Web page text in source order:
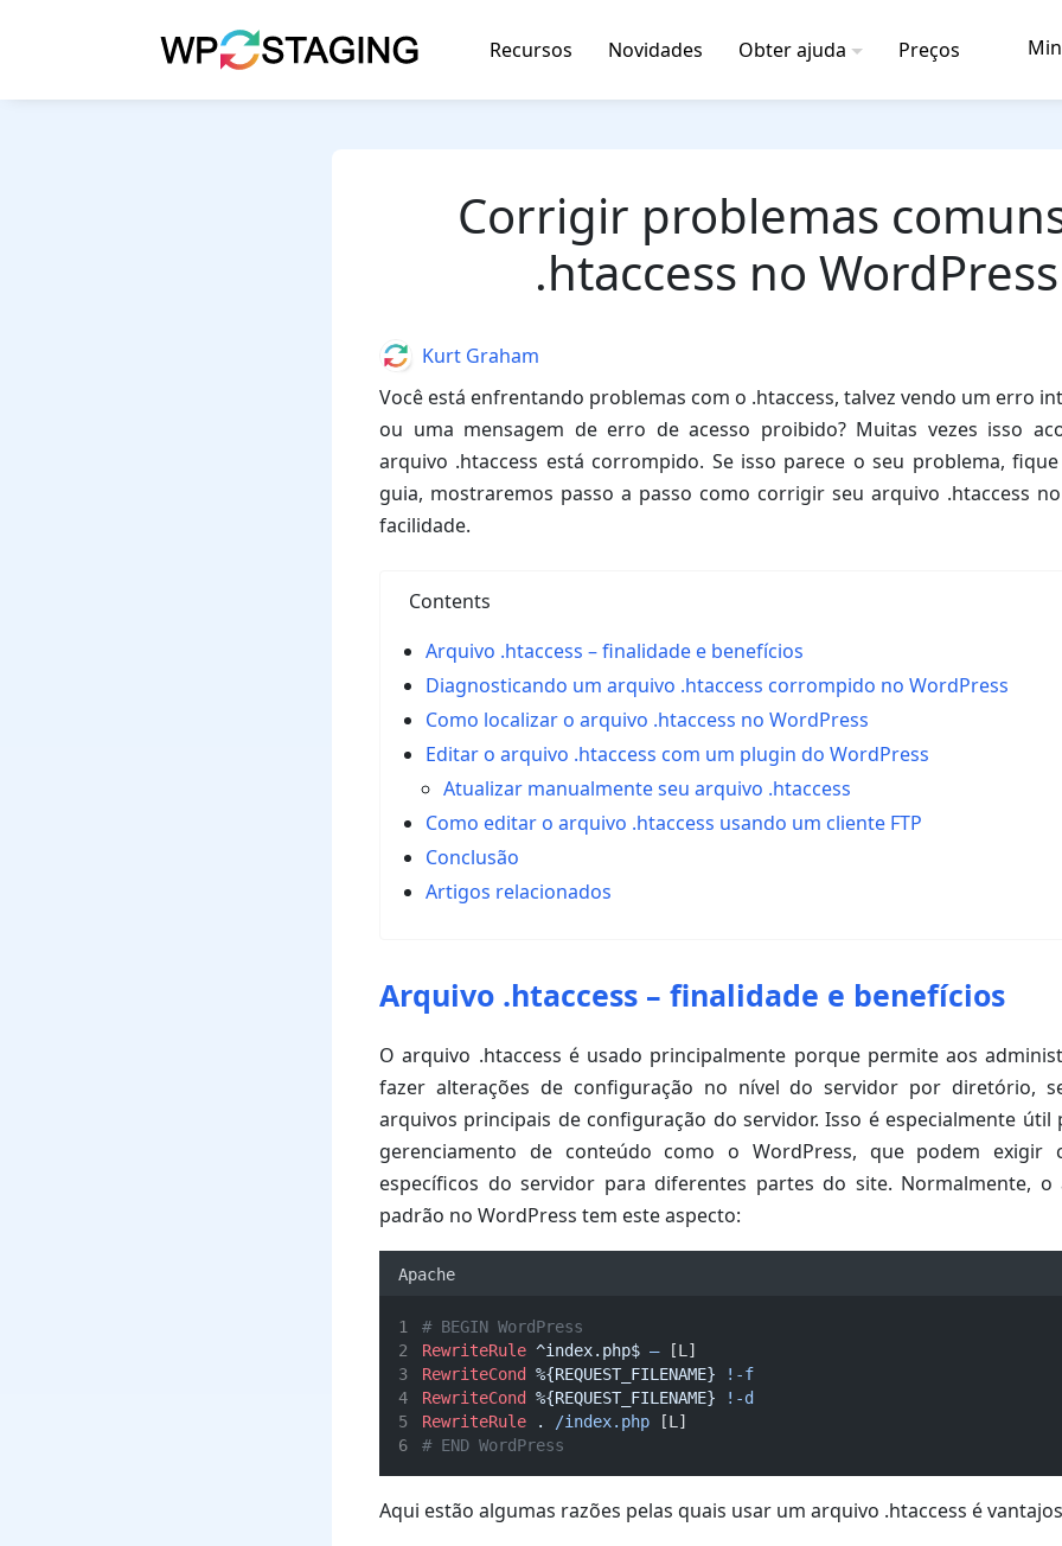
Recursos Novidades Obter ajuda Preços
Corrigir problemas
.htaccess no WordPress
Você está enfrentando problemas com o .htaccess, talvez vendo um erro
ou uma mensagem de erro de acesso proibido? Muitas vezes isso
arquivo .htaccess está corrompido. Se isso parece o seu problema,
guia, mostraremos passo a passo como corrigir seu arquivo .htaccess
facilidade.
Contents
Arquivo .htaccess – finalidade e benefícios
Diagnosticando um arquivo .htaccess corrompido no WordPress
Como localizar o arquivo .htaccess no WordPress
Editar o arquivo .htaccess com um plugin do WordPress
Atualizar manualmente seu arquivo .htaccess
Como editar o arquivo .htaccess usando um cliente FTP
Conclusão
Artigos relacionados
Arquivo .htaccess – finalidade e benefícios
O arquivo .htaccess é usado principalmente porque permite aos
fazer alterações de configuração no nível do servidor por diretório,
arquivos principais de configuração do servidor. Isso é especialmente útil
gerenciamento de conteúdo como o WordPress, que podem exigir
específicos do servidor para diferentes partes do site. Normalmente,
padrão no WordPress tem este aspecto:
Apache
# BEGIN WordPress
RewriteRule ^index.php$ – [L]
RewriteCond
%{REQUEST_FILENAME}
!-f
RewriteCond
%{REQUEST_FILENAME}
!-d
RewriteRule
. /index.php [L]
# END WordPress
Aqui estão algumas razões pelas quais usar um arquivo .htaccess é
AuthorKurt Graham